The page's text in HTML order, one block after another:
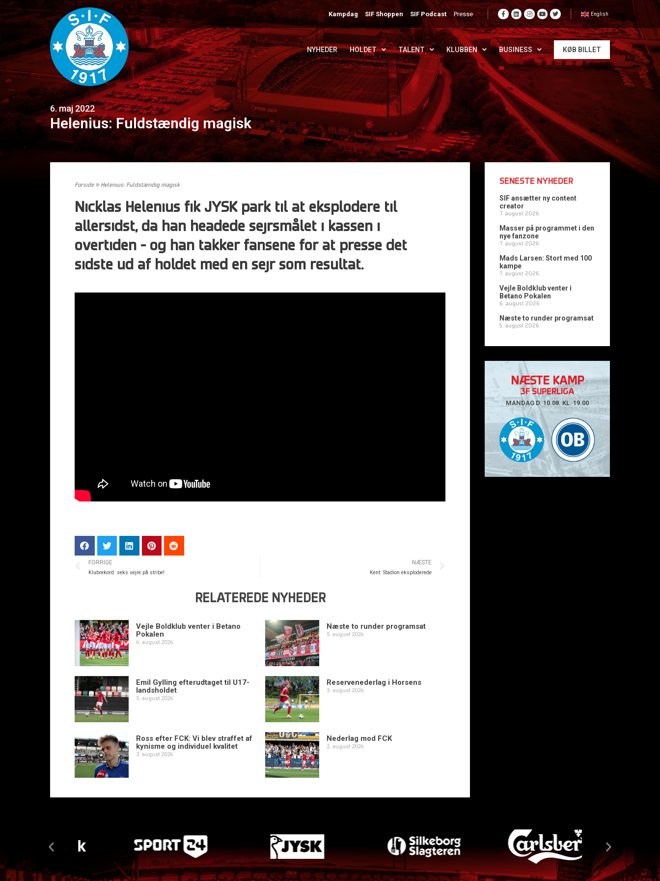
Kampdag SIF Shoppen SIF Podcast Presse English
NYHEDER HOLDET TALENT KLUBBEN BUSINESS KØB BILLET
6. maj 2022
Helenius: Fuldstændig magisk
Forside» Helenius: Fuldstændig magisk
Nicklas Helenius fik JYSK park til at eksplodere til
allersidst, da han headede sejrsmålet i kassen i
overtiden – og han takker fansene for at presse det
sidste ud af holdet med en sejr som resultat.
FORRIGE
Klubrekord: seks sejre på stribe!
NÆSTE
Kent: Stadion eksploderede
RELATEREDE NYHEDER
Vejle Boldklub venter i Betano
Pokalen
6. august 2026
Næste to runder programsat
5. august 2026
Emil Gylling efterudtaget til U17-
landsholdet
5. august 2026
Reservenederlag i Horsens
3. august 2026
Ross efter FCK: Vi blev straffet af
kynisme og individuel kvalitet
3. august 2026
Nederlag mod FCK
2. august 2026
SENESTE NYHEDER
SIF ansætter ny content
creator
7. august 2026
Masser på programmet i den
nye fanzone
7. august 2026
Mads Larsen: Stort med 100
kampe
7. august 2026
Vejle Boldklub venter i
Betano Pokalen
6. august 2026
Næste to runder programsat
5. august 2026
NÆSTE KAMP
3F SUPERLIGA
MANDAG D. 10.08. KL. 19.00